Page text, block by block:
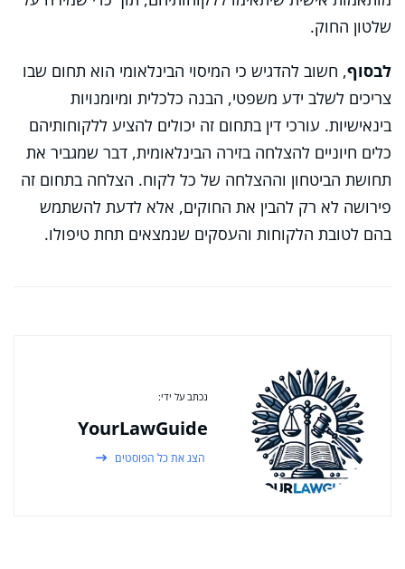
שלטון החוק.
לבסוף, חשוב להדגיש כי המיסוי הבינלאומי הוא תחום שבו
צריכים לשלב ידע משפטי, הבנה כלכלית ומיומנויות
בינאישיות. עורכי דין בתחום זה יכולים להציע ללקוחותיהם
כלים חיוניים להצלחה בזירה הבינלאומית, דבר שמגביר את
תחושת הביטחון וההצלחה של כל לקוח. הצלחה בתחום זה
פירושה לא רק להבין את החוקים, אלא לדעת להשתמש
בהם לטובת הלקוחות והעסקים שנמצאים תחת טיפולו.
נכתב על ידי:
YourLawGuide
הצג את כל הפוסטים